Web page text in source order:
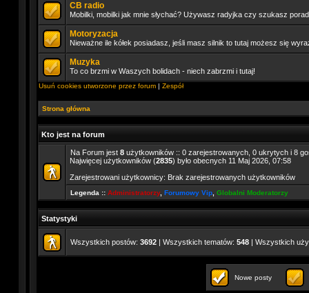
CB radio
Mobilki, mobilki jak mnie słychać? Używasz radyjka czy szukasz
Motoryzacja
Nieważne ile kółek posiadasz, jeśli masz silnik to tutaj możesz się
Muzyka
To co brzmi w Waszych bolidach - niech zabrzmi i tutaj!
Usuń cookies utworzone przez forum | Zespół
Strona główna
Kto jest na forum
Na Forum jest 8 użytkowników :: 0 zarejestrowanych, 0 ukrytych i 8
Najwięcej użytkowników (2835) było obecnych 11 Maj 2026, 07:58
Zarejestrowani użytkownicy: Brak zarejestrowanych użytkowników
Legenda :: Administratorzy, Forumowy Vip Globalni Moderatorzy
Statystyki
Wszystkich postów: 3692 | Wszystkich tematów: 548 | Wszystkich
Nowe posty